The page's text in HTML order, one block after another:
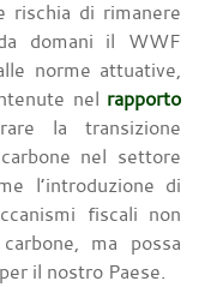
rischia di rimanere
domani il WWF
norme attuative,
nel rapporto
la transizione
nel settore
l’introduzione di
fiscali non
ma possa
il nostro Paese.